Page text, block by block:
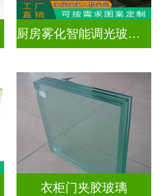
厨房雾化智能调光玻璃有用吗
衣柜门夹胶玻璃